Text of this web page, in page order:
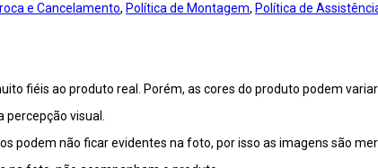
e Cancelamento, Política de Montagem, Política de
fiéis ao produto real. Porém, as cores do produto podem
visual.
podem não ficar evidentes na foto, por isso as imagens são